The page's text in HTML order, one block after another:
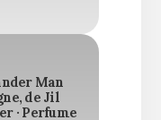
Man
de Jil
· Perfume